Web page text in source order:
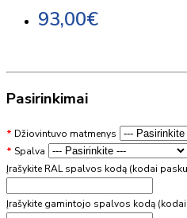
93,00€
Pasirinkimai
Džiovintuvo matmenys
Spalva
Įrašykite RAL spalvos kodą (kodai
Įrašykite gamintojo spalvos kodą